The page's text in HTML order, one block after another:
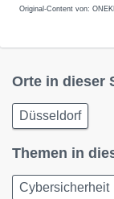
Original-Content von:
Orte in dieser
Düsseldorf
Themen in
Cybersicherheit